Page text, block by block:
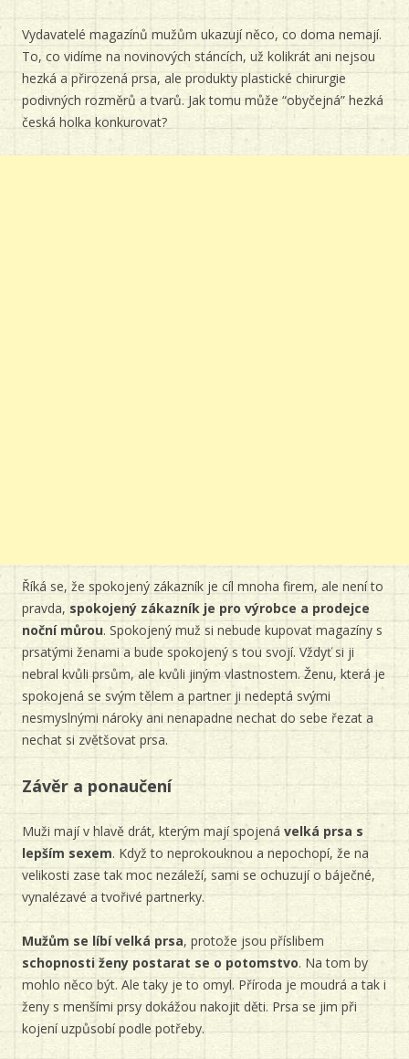
Vydavatelé magazínů mužům ukazují něco, co doma nemají.
To, co vidíme na novinových stáncích, už kolikrát ani nejsou
hezká a přirozená prsa, ale produkty plastické chirurgie
podivných rozměrů a tvarů. Jak tomu může “obyčejná” hezká
česká holka konkurovat?
Říká se, že spokojený zákazník je cíl mnoha firem, ale není to
pravda, spokojený zákazník je pro výrobce a prodejce
noční můrou. Spokojený muž si nebude kupovat magazíny s
prsatými ženami a bude spokojený s tou svojí. Vždyť si ji
nebral kvůli prsům, ale kvůli jiným vlastnostem. Ženu, která je
spokojená se svým tělem a partner ji nedeptá svými
nesmyslnými nároky ani nenapadne nechat do sebe řezat a
nechat si zvětšovat prsa.
Závěr a ponaučení
Muži mají v hlavě drát, kterým mají spojená velká prsa s
lepším sexem. Když to neprokouknou a nepochopí, že na
velikosti zase tak moc nezáleží, sami se ochuzují o báječné,
vynalézavé a tvořivé partnerky.
Mužům se líbí velká prsa, protože jsou příslibem
schopnosti ženy postarat se o potomstvo. Na tom by
mohlo něco být. Ale taky je to omyl. Příroda je moudrá a tak i
ženy s menšími prsy dokážou nakojit děti. Prsa se jim při
kojení uzpůsobí podle potřeby.